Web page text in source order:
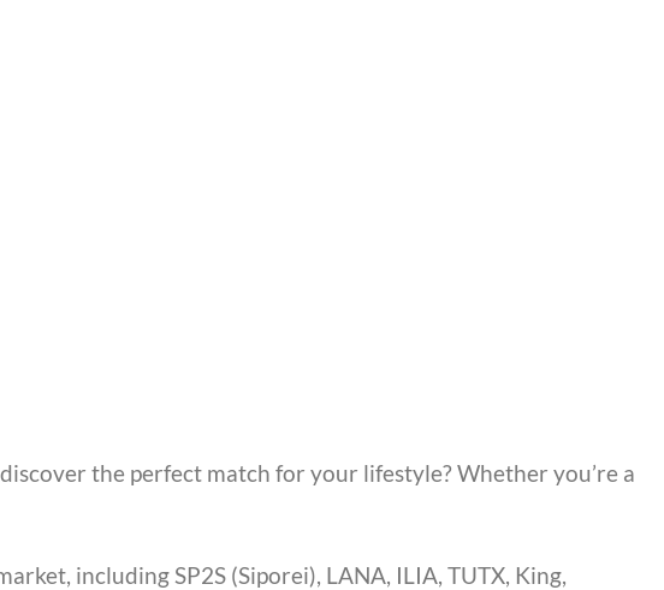
the perfect match for your lifestyle? Whether you’re a
including SP2S (Siporei), LANA, ILIA, TUTX, King,